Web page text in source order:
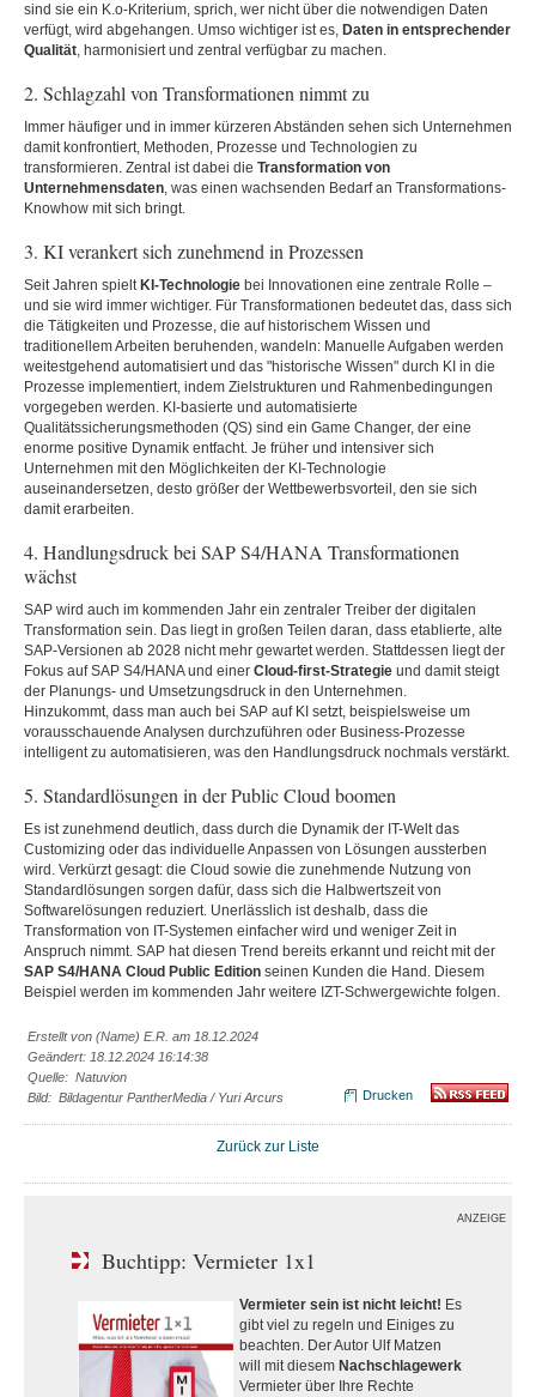
sind sie ein K.o-Kriterium, sprich, wer nicht über die notwendigen Daten
verfügt, wird abgehangen. Umso wichtiger ist es, Daten in entsprechender
Qualität, harmonisiert und zentral verfügbar zu machen.
2. Schlagzahl von Transformationen nimmt zu
Immer häufiger und in immer kürzeren Abständen sehen sich Unternehmen
damit konfrontiert, Methoden, Prozesse und Technologien zu
transformieren. Zentral ist dabei die Transformation von
Unternehmensdaten, was einen wachsenden Bedarf an Transformations-
Knowhow mit sich bringt.
3. KI verankert sich zunehmend in Prozessen
Seit Jahren spielt KI-Technologie bei Innovationen eine zentrale Rolle –
und sie wird immer wichtiger. Für Transformationen bedeutet das, dass sich
die Tätigkeiten und Prozesse, die auf historischem Wissen und
traditionellem Arbeiten beruhenden, wandeln: Manuelle Aufgaben werden
weitestgehend automatisiert und das "historische Wissen" durch KI in die
Prozesse implementiert, indem Zielstrukturen und Rahmenbedingungen
vorgegeben werden. KI-basierte und automatisierte
Qualitätssicherungsmethoden (QS) sind ein Game Changer, der eine
enorme positive Dynamik entfacht. Je früher und intensiver sich
Unternehmen mit den Möglichkeiten der KI-Technologie
auseinandersetzen, desto größer der Wettbewerbsvorteil, den sie sich
damit erarbeiten.
4. Handlungsdruck bei SAP S4/HANA Transformationen
wächst
SAP wird auch im kommenden Jahr ein zentraler Treiber der digitalen
Transformation sein. Das liegt in großen Teilen daran, dass etablierte, alte
SAP-Versionen ab 2028 nicht mehr gewartet werden. Stattdessen liegt der
Fokus auf SAP S4/HANA und einer Cloud-first-Strategie und damit steigt
der Planungs- und Umsetzungsdruck in den Unternehmen.
Hinzukommt, dass man auch bei SAP auf KI setzt, beispielsweise um
vorausschauende Analysen durchzuführen oder Business-Prozesse
intelligent zu automatisieren, was den Handlungsdruck nochmals verstärkt.
5. Standardlösungen in der Public Cloud boomen
Es ist zunehmend deutlich, dass durch die Dynamik der IT-Welt das
Customizing oder das individuelle Anpassen von Lösungen aussterben
wird. Verkürzt gesagt: die Cloud sowie die zunehmende Nutzung von
Standardlösungen sorgen dafür, dass sich die Halbwertszeit von
Softwarelösungen reduziert. Unerlässlich ist deshalb, dass die
Transformation von IT-Systemen einfacher wird und weniger Zeit in
Anspruch nimmt. SAP hat diesen Trend bereits erkannt und reicht mit der
SAP S4/HANA Cloud Public Edition seinen Kunden die Hand. Diesem
Beispiel werden im kommenden Jahr weitere IZT-Schwergewichte folgen.
Erstellt von (Name) E.R. am 18.12.2024
Geändert: 18.12.2024 16:14:38
Quelle: Natuvion
Bild: Bildagentur PantherMedia / Yuri Arcurs
Drucken
Zurück zur Liste
ANZEIGE
Buchtipp: Vermieter 1x1
Vermieter sein ist nicht leicht! Es
gibt viel zu regeln und Einiges zu
beachten. Der Autor Ulf Matzen
will mit diesem Nachschlagewerk
Vermieter über Ihre Rechte